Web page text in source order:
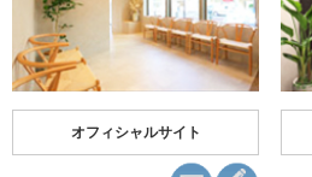
オフィシャルサイト